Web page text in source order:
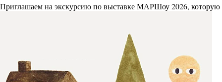
Приглашаем на экскурсию по выставке МАРШоу 2026, которую